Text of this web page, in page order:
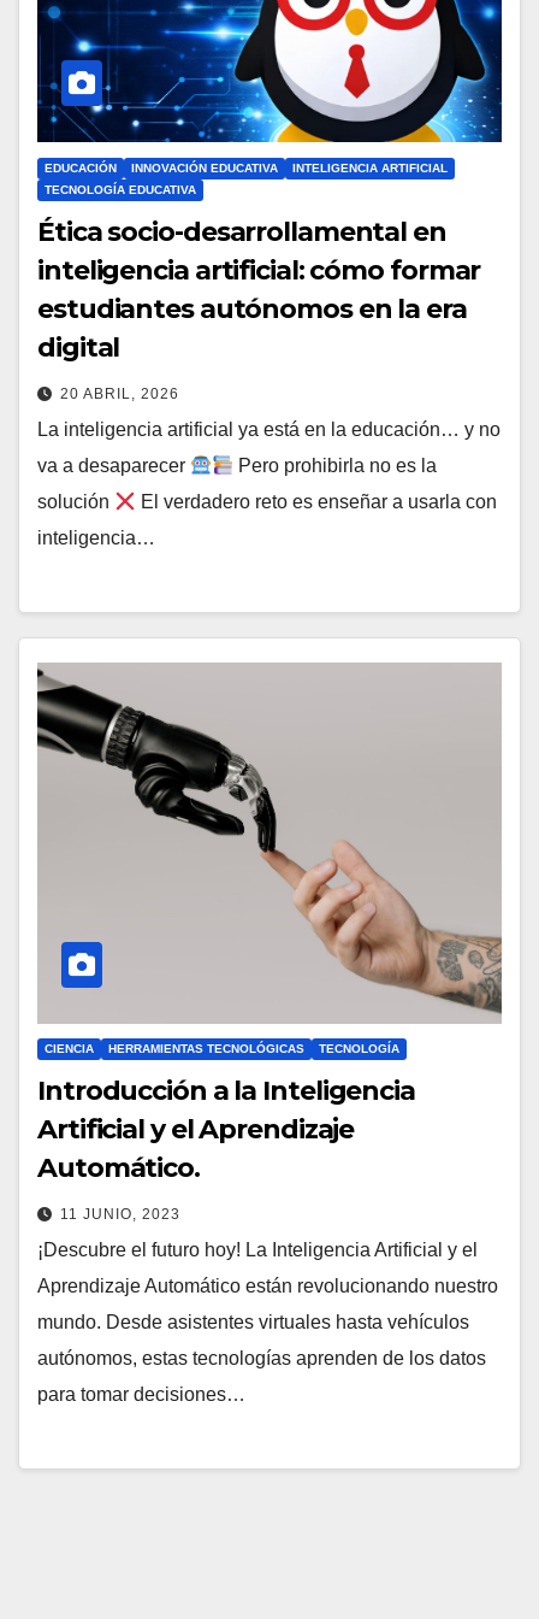
EDUCACIÓN INNOVACIÓN EDUCATIVA
INTELIGENCIA ARTIFICIAL
TECNOLOGÍA EDUCATIVA
Ética socio-desarrollamental en
inteligencia artificial: cómo formar
estudiantes autónomos en la era
digital
20 ABRIL, 2026
La inteligencia artificial ya está en la educación… y no
va a desaparecer
Pero prohibirla no es la
solución
El verdadero reto es enseñar a usarla con
inteligencia…
CIENCIA HERRAMIENTAS TECNOLÓGICAS TECNOLOGÍA
Introducción a la Inteligencia
Artificial y el Aprendizaje
Automático.
11 JUNIO, 2023
¡Descubre el futuro hoy! La Inteligencia Artificial y el
Aprendizaje Automático están revolucionando nuestro
mundo. Desde asistentes virtuales hasta vehículos
autónomos, estas tecnologías aprenden de los datos
para tomar decisiones…